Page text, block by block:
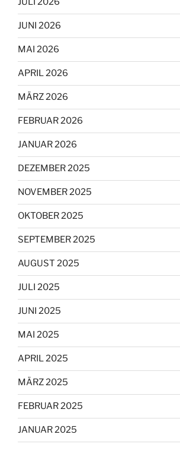
JUNI 2026
MAI 2026
APRIL 2026
MÄRZ 2026
FEBRUAR 2026
JANUAR 2026
DEZEMBER 2025
NOVEMBER 2025
OKTOBER 2025
SEPTEMBER 2025
AUGUST 2025
JULI 2025
JUNI 2025
MAI 2025
APRIL 2025
MÄRZ 2025
FEBRUAR 2025
JANUAR 2025